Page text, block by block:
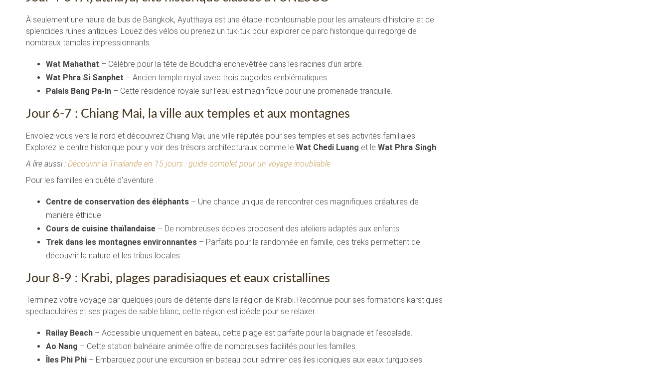
À seulement une heure de bus de Bangkok, Ayutthaya est une étape incontournable pour les amateurs d’histoire et de
splendides ruines antiques. Louez des vélos ou prenez un tuk-tuk pour explorer ce parc historique qui regorge de
nombreux temples impressionnants.
Wat Mahathat – Célèbre pour la tête de Bouddha enchevêtrée dans les racines d’un arbre.
Wat Phra Si Sanphet – Ancien temple royal avec trois pagodes emblématiques.
Palais Bang Pa-In – Cette résidence royale sur l’eau est magnifique pour une promenade tranquille.
Jour 6-7 : Chiang Mai, la ville aux temples et aux montagnes
Envolez-vous vers le nord et découvrez Chiang Mai, une ville réputée pour ses temples et ses activités familiales.
Explorez le centre historique pour y voir des trésors architecturaux comme le Wat Chedi Luang et le Wat Phra Singh
A lire aussi : Découvrir la Thaïlande en 15 jours : guide complet pour un voyage inoubliable
Pour les familles en quête d’aventure :
Centre de conservation des éléphants – Une chance unique de rencontrer ces magnifiques créatures de
manière éthique.
Cours de cuisine thaïlandaise – De nombreuses écoles proposent des ateliers adaptés aux enfants.
Trek dans les montagnes environnantes – Parfaits pour la randonnée en famille, ces treks permettent de
découvrir la nature et les tribus locales.
Jour 8-9 : Krabi, plages paradisiaques et eaux cristallines
Terminez votre voyage par quelques jours de détente dans la région de Krabi. Reconnue pour ses formations karstiques
spectaculaires et ses plages de sable blanc, cette région est idéale pour se relaxer.
Railay Beach – Accessible uniquement en bateau, cette plage est parfaite pour la baignade et l’escalade.
Ao Nang – Cette station balnéaire animée offre de nombreuses facilités pour les familles.
Îles Phi Phi – Embarquez pour une excursion en bateau pour admirer ces îles iconiques aux eaux turquoises.